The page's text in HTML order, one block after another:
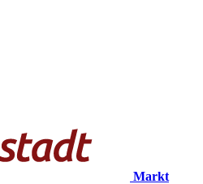
Markt